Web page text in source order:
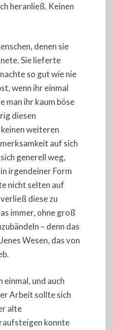
heranließ. Keinen
denen sie
Sie lieferte
so gut wie nie
wenn ihr einmal
man ihr kaum böse
diesen
weiteren
auf sich
generell weg,
irgendeiner Form
nicht selten auf
diese zu
immer, ohne groß
– denn das
Wesen, das von
einmal, und auch
Arbeit sollte sich
alte
konnte